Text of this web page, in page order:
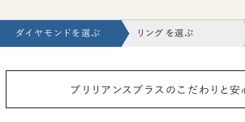
ダイヤモンドを選ぶ リングを選ぶ
ブリリアンスプラスのこだわりと安